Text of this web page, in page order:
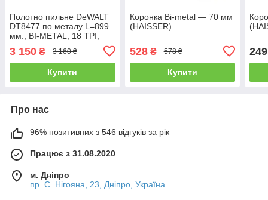
Полотно пильне DeWALT
DT8477 по металу L=899
мм., BI-METAL, 18 TPI,
DCS378, 3 шт
3 150 ₴ 3 160 ₴
Купити
Коронка Bi-metal — 70 мм
(HAISSER)
528₴ 578 ₴
Купити
249
Про нас
96% позитивних з 546 відгуків за рік
Працює з 31.08.2020
м. Дніпро
пр. С. Нігояна, 23, Дніпро, Україна